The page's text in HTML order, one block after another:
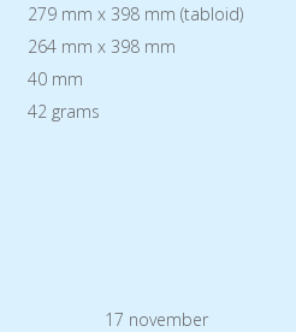
279 mm x 398 mm (tabloid)
264 mm x 398 mm
40 mm
42 grams
17 november